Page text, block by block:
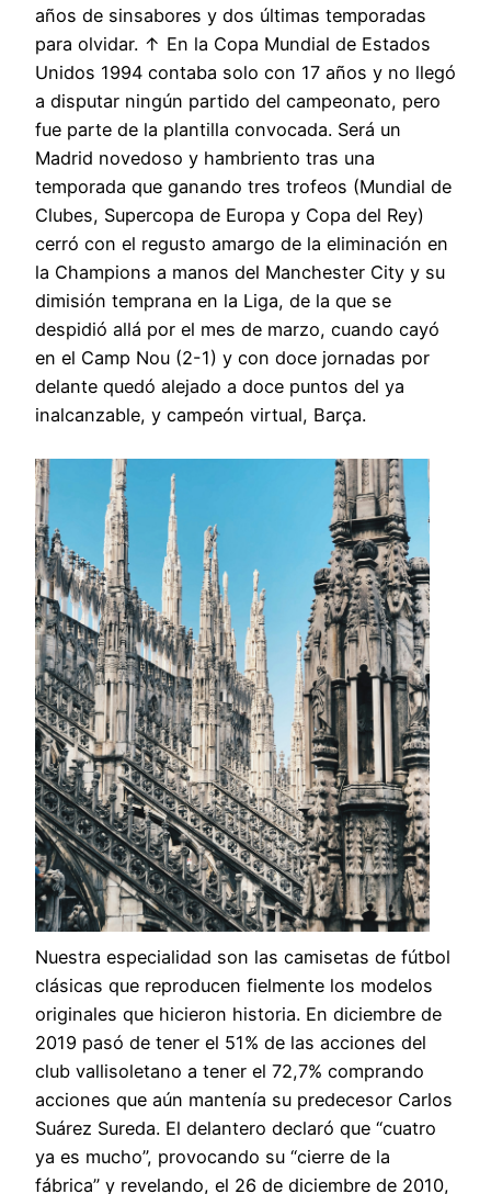
años de sinsabores y dos últimas temporadas
para olvidar. ↑ En la Copa Mundial de Estados
Unidos 1994 contaba solo con 17 años y no llegó
a disputar ningún partido del campeonato, pero
fue parte de la plantilla convocada. Será un
Madrid novedoso y hambriento tras una
temporada que ganando tres trofeos (Mundial de
Clubes, Supercopa de Europa y Copa del Rey)
cerró con el regusto amargo de la eliminación en
la Champions a manos del Manchester City y su
dimisión temprana en la Liga, de la que se
despidió allá por el mes de marzo, cuando cayó
en el Camp Nou (2-1) y con doce jornadas por
delante quedó alejado a doce puntos del ya
inalcanzable, y campeón virtual, Barça.
Nuestra especialidad son las camisetas de fútbol
clásicas que reproducen fielmente los modelos
originales que hicieron historia. En diciembre de
2019 pasó de tener el 51% de las acciones del
club vallisoletano a tener el 72,7% comprando
acciones que aún mantenía su predecesor Carlos
Suárez Sureda. El delantero declaró que “cuatro
ya es mucho”, provocando su “cierre de la
fábrica” y revelando, el 26 de diciembre de 2010,